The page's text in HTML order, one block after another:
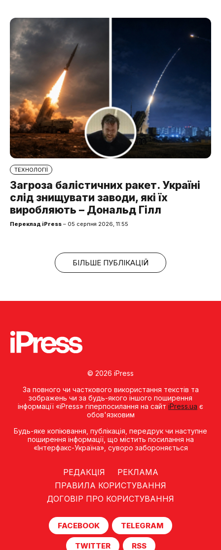
ТЕХНОЛОГІЇ
Загроза балістичних ракет. Україні
слід знищувати заводи, які їх
виробляють – Дональд Гілл
Переклад iPress – 05 серпня 2026, 11:55
БІЛЬШЕ ПУБЛІКАЦІЙ
© 2026 iPress
За повного чи часткового використання текстів та
зображень чи за будь-якого іншого поширення
інформації «iPress» гіперпосилання на сайт iPress.ua є
обов'язковим
Будь-яке копiювання, публiкацiя, передрук чи наступне
поширення iнформацiї, що мiстить посилання на
«Iнтерфакс-Україна», суворо забороняється
РЕДАКЦІЯ
РЕКЛАМА
ПРАВИЛА КОРИСТУВАННЯ
ДОГОВІР ПРО КОРИСТУВАННЯ
FACEBOOK TELEGRAM
TWITTER RSS